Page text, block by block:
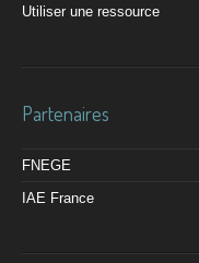
Utiliser une ressource
Partenaires
FNEGE
IAE France